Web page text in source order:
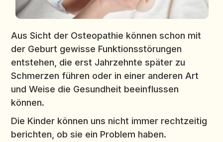
Aus Sicht der Osteopathie können schon mit
der Geburt gewisse Funktionsstörungen
entstehen, die erst Jahrzehnte später zu
Schmerzen führen oder in einer anderen Art
und Weise die Gesundheit beeinflussen
können.
Die Kinder können uns nicht immer rechtzeitig
berichten, ob sie ein Problem haben.